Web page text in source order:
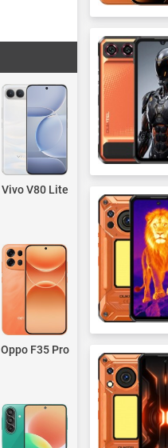
Vivo V80 Lite
Oppo F35 Pro